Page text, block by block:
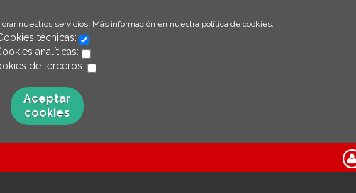
nuestros servicios. Más información en nuestra política de cookies.
técnicas:
analíticas:
de terceros:
Aceptar
cookies